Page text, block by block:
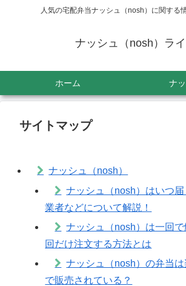
人気の宅配弁当ナッシュ（nosh）に関する
ナッシュ（nosh）ラ
ホーム ナ
サイトマップ
ナッシュ（nosh）
ナッシュ（nosh）はいつ
業者などについて解説！
ナッシュ（nosh）は一回
回だけ注文する方法とは
ナッシュ（nosh）の弁当
で販売されている？